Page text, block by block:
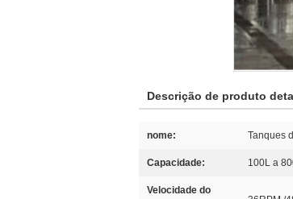
Descrição de produto
nome: Tanques
Capacidade: 100L a
Velocidade do